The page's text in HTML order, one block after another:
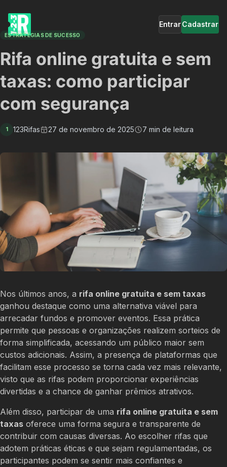
EntrarCadastrar
ESTRATÉGIAS DE SUCESSO
Rifa online gratuita e sem
taxas: como participar
com segurança
1 123Rifas 27 de novembro de 2025 7 min de leitura
Nos últimos anos, a rifa online gratuita e sem taxas
ganhou destaque como uma alternativa viável para
arrecadar fundos e promover eventos. Essa prática
permite que pessoas e organizações realizem sorteios de
forma simplificada, acessando um público maior sem
custos adicionais. Assim, a presença de plataformas que
facilitam esse processo se torna cada vez mais relevante,
visto que as rifas podem proporcionar experiências
divertidas e a chance de ganhar prêmios atrativos.
Além disso, participar de uma rifa online gratuita e sem
taxas oferece uma forma segura e transparente de
contribuir com causas diversas. Ao escolher rifas que
adotem práticas éticas e que sejam regulamentadas, os
participantes podem se sentir mais confiantes e